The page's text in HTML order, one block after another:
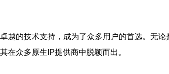
越的技术支持，成为了众多用户的首选。无
在众多原生IP提供商中脱颖而出。